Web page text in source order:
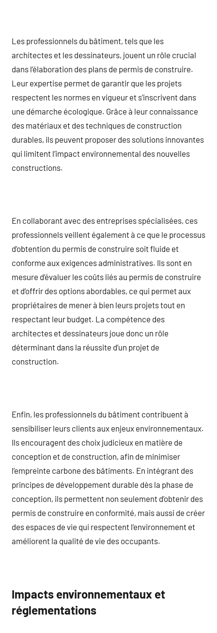
Les professionnels du bâtiment, tels que les
architectes et les dessinateurs, jouent un rôle crucial
dans l’élaboration des plans de permis de construire.
Leur expertise permet de garantir que les projets
respectent les normes en vigueur et s’inscrivent dans
une démarche écologique. Grâce à leur connaissance
des matériaux et des techniques de construction
durables, ils peuvent proposer des solutions innovantes
qui limitent l’impact environnemental des nouvelles
constructions.
En collaborant avec des entreprises spécialisées, ces
professionnels veillent également à ce que le processus
d’obtention du permis de construire soit fluide et
conforme aux exigences administratives. Ils sont en
mesure d’évaluer les coûts liés au permis de construire
et d’offrir des options abordables, ce qui permet aux
propriétaires de mener à bien leurs projets tout en
respectant leur budget. La compétence des
architectes et dessinateurs joue donc un rôle
déterminant dans la réussite d’un projet de
construction.
Enfin, les professionnels du bâtiment contribuent à
sensibiliser leurs clients aux enjeux environnementaux.
Ils encouragent des choix judicieux en matière de
conception et de construction, afin de minimiser
l’empreinte carbone des bâtiments. En intégrant des
principes de développement durable dès la phase de
conception, ils permettent non seulement d’obtenir des
permis de construire en conformité, mais aussi de créer
des espaces de vie qui respectent l’environnement et
améliorent la qualité de vie des occupants.
Impacts environnementaux et
réglementations